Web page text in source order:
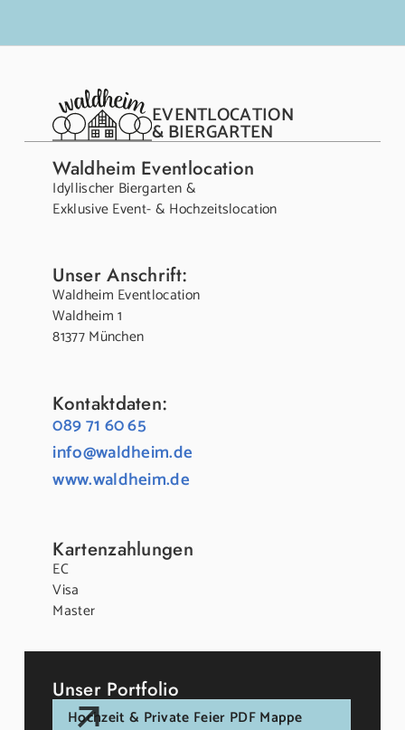
EVENTLOCATION
& BIERGARTEN
Waldheim Eventlocation
Idyllischer Biergarten &
Exklusive Event- & Hochzeitslocation
Unser Anschrift:
Waldheim Eventlocation
Waldheim 1
81377 München
Kontaktdaten:
089 71 60 65
info@waldheim.de
www.waldheim.de
Kartenzahlungen
EC
Visa
Master
Unser Portfolio
Hochzeit & Private Feier PDF Mappe